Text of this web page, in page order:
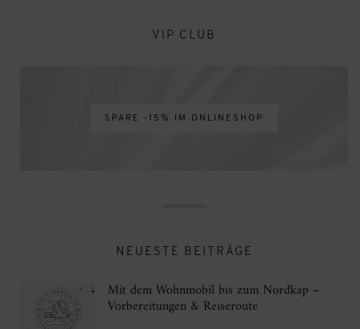
VIP CLUB
SPARE -15% IM ONLINESHOP
NEUESTE BEITRÄGE
Mit dem Wohnmobil bis zum Nordkap –
Vorbereitungen & Reiseroute